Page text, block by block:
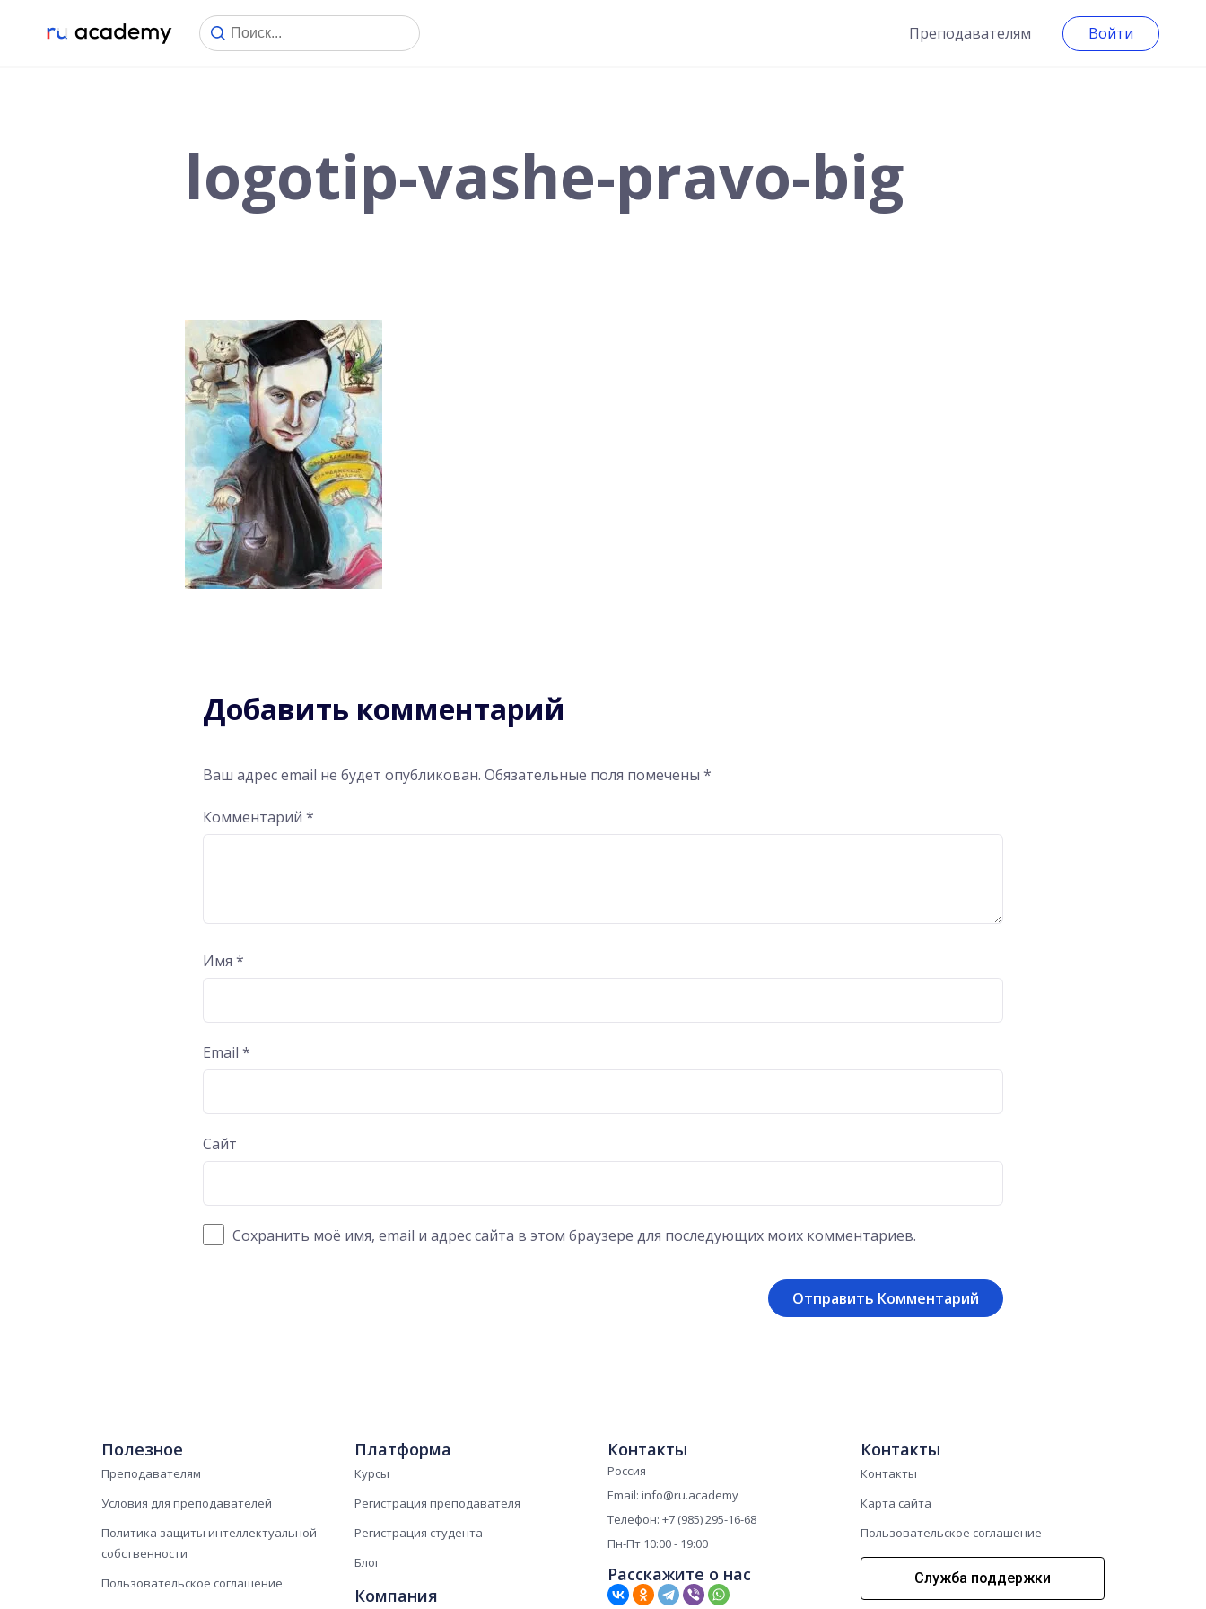
Преподавателям Войти
logotip-vashe-pravo-big
Добавить комментарий
Ваш адрес email не будет опубликован. Обязательные поля помечены*
Комментарий*
Имя*
Email*
Сайт
Сохранить моё имя, email и адрес сайта в этом браузере для последующих моих комментариев.
Полезное
Преподавателям
Условия для преподавателей
Политика защиты интеллектуальной
собственности
Пользовательское соглашение
Платформа
Курсы
Регистрация преподавателя
Регистрация студента
Блог
Компания
Контакты
Россия
Email: info@ru.academy
Телефон: +7 (985) 295-16-68
Пн-Пт 10:00 - 19:00
Расскажите о нас
Контакты
Контакты
Карта сайта
Пользовательское соглашение
Служба поддержки